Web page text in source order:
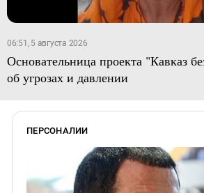
06:51, 5 августа 2026
Основательница проекта "Кавказ
об угрозах и давлении
ПЕРСОНАЛИИ